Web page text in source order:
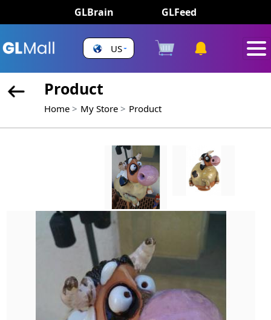
GLBrain GLFeed
US
Product
Home My Store Product